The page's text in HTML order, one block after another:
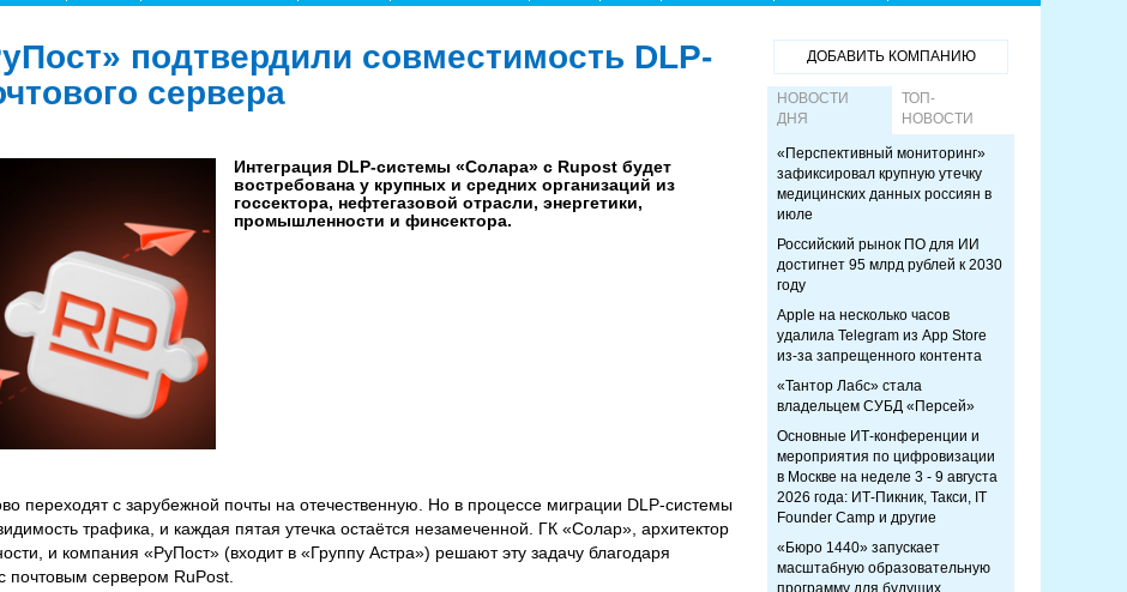
подтвердили совместимость DLP-
сервера
Интеграция DLP-системы «Солара» с Rupost будет
востребована у крупных и средних организаций из
госсектора, нефтегазовой отрасли, энергетики,
промышленности и финсектора.
переходят с зарубежной почты на отечественную. Но в процессе миграции DLP-системы
трафика, и каждая пятая утечка остаётся незамеченной. ГК «Солар», архитектор
и компания «РуПост» (входит в «Группу Астра») решают эту задачу благодаря
почтовым сервером RuPost.
ДОБАВИТЬ КОМПАНИЮ
НОВОСТИ
ДНЯ
ТОП-
НОВОСТИ
«Перспективный мониторинг»
зафиксировал крупную утечку
медицинских данных россиян в
июле
Российский рынок ПО для ИИ
достигнет 95 млрд рублей к 2030
году
Apple на несколько часов
удалила Telegram из App Store
из-за запрещенного контента
«Тантор Лабс» стала
владельцем СУБД «Персей»
Основные ИТ-конференции и
мероприятия по цифровизации
в Москве на неделе 3 - 9 августа
2026 года: ИТ-Пикник, Такси, IT
Founder Camp и другие
«Бюро 1440» запускает
масштабную образовательную
программу для будущих